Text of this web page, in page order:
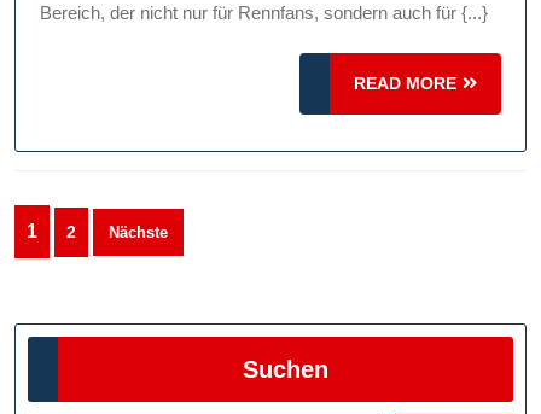
Bereich, der nicht nur für Rennfans, sondern auch für {...}
READ MORE
READ
MORE
Seitennummerierung
der
1 2 Nächste
Suchen